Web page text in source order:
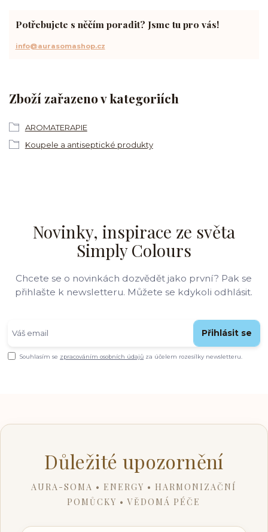
Zboží zařazeno v kategoriích
AROMATERAPIE
Koupele a antiseptické produkty
Potřebujete s něčím poradit? Jsme tu pro vás!
info@aurasomashop.cz
Novinky, inspirace ze světa
Simply Colours
Chcete se o novinkách dozvědět jako první? Pak se
přihlašte k newsletteru. Můžete se kdykoli odhlásit.
Přihlásit se
Souhlasím se zpracováním osobních údajů za účelem rozesílky newsletteru.
Důležité upozornění
AURA-SOMA • ENERGY • HARMONIZAČNÍ
POMŮCKY • VĚDOMÁ PÉČE